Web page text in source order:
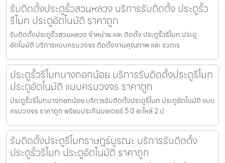
รับติดตั้งประตูรั้วสวนหลวง บริการรับติดตั้ง ประตูรั้ว
รีโมท ประตูอัตโนมัติ ราคาถูก
รับติดตั้งประตูรั้วสวนหลวง จำหน่าย และ ติดตั้ง ประตูรั้วรีโมท ประตู
อัตโนมัติ บริการแบบครบวงจร ติดตั้งงานคุณภาพ และ รวดเร
ประตูรั้วรีโมทบางกอกน้อย บริการรับติดตั้งประตูรีโมท
ประตูอัตโนมัติ แบบครบวงจร ราคาถูก
ประตูรั้วรีโมทบางกอกน้อย บริการรับติดตั้งประตูรีโมท ประตูอัตโนมัติ แบบ
ครบวงจร ราคาถูก พร้อมประกันมอเตอร์ 5 ปี อะไหล่ 2 ป
รับติดตั้งประตูรีโมทราษฎร์บูรณะ บริการรับติดตั้ง
ประตูรั้วรีโมท ประตูอัตโนมัติ ราคาถูก